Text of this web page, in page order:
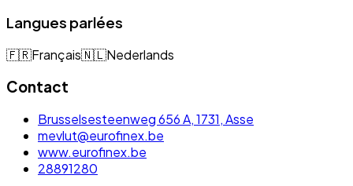
Langues parlées
🇫🇷Français🇳🇱Nederlands
Contact
Brusselsesteenweg 656 A, 1731, Asse
mevlut@eurofinex.be
www.eurofinex.be
28891280